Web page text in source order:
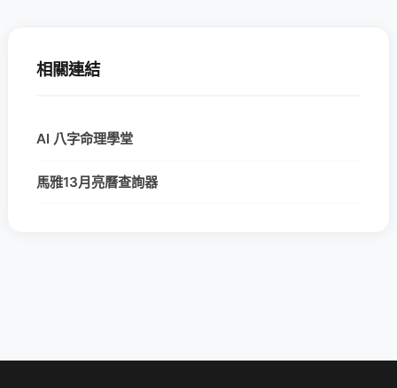
相關連結
AI 八字命理學堂
馬雅13月亮曆查詢器